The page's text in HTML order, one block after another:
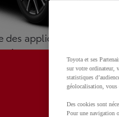
applications, cartes
que Toyota Touch
Toyota et ses
sur votre ordinateur,
statistiques
géolocalisation, vous
Des cookies sont
Pour une navigation